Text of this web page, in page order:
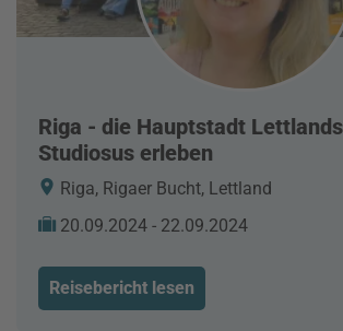
Riga - die Hauptstadt
Studiosus erleben
Riga, Rigaer Bucht, Lettland
20.09.2024 - 22.09.2024
Reisebericht lesen